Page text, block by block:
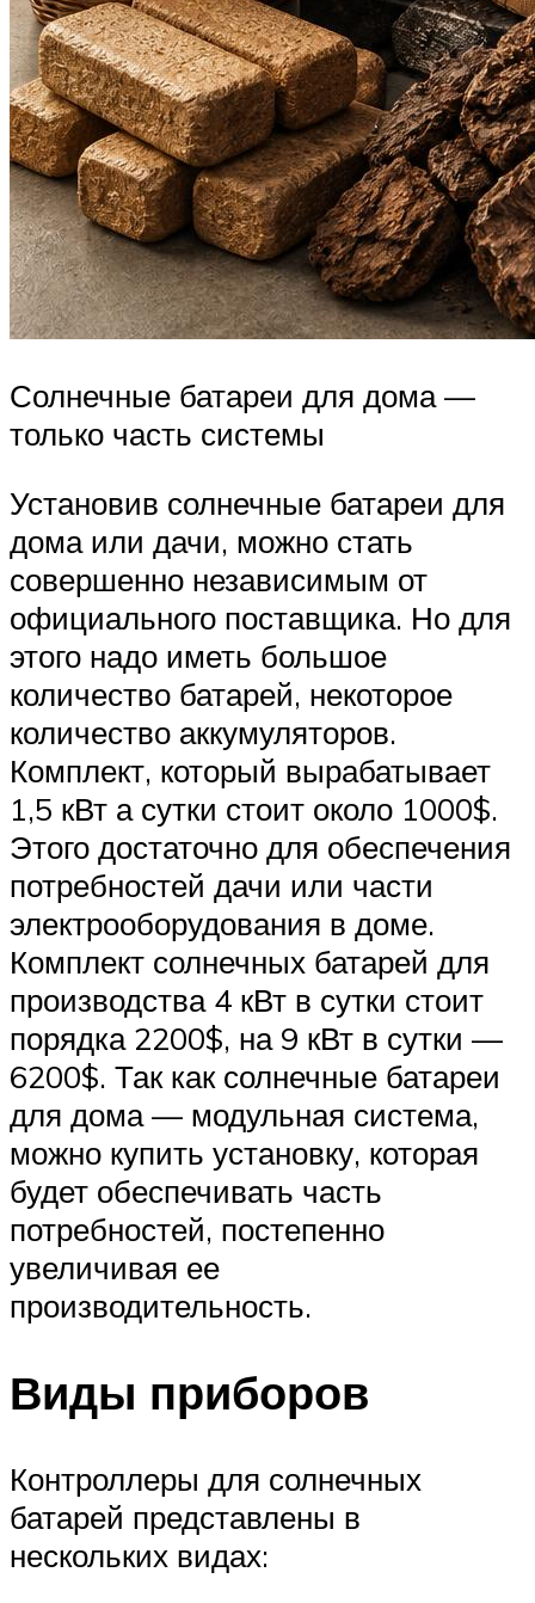
Солнечные батареи для дома —
только часть системы
Установив солнечные батареи для
дома или дачи, можно стать
совершенно независимым от
официального поставщика. Но для
этого надо иметь большое
количество батарей, некоторое
количество аккумуляторов.
Комплект, который вырабатывает
1,5 кВт а сутки стоит около 1000$.
Этого достаточно для обеспечения
потребностей дачи или части
электрооборудования в доме.
Комплект солнечных батарей для
производства 4 кВт в сутки стоит
порядка 2200$, на 9 кВт в сутки —
6200$. Так как солнечные батареи
для дома — модульная система,
можно купить установку, которая
будет обеспечивать часть
потребностей, постепенно
увеличивая ее
производительность.
Виды приборов
Контроллеры для солнечных
батарей представлены в
нескольких видах: